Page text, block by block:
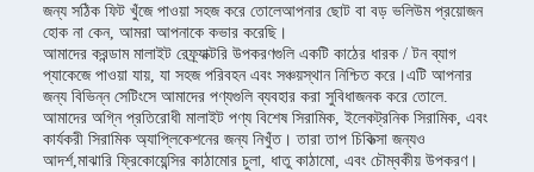
জন্য সঠিক ফিট খুঁজে পাওয়া সহজ করে তোলেআপনার ছোট বা বড় ভলিউম প্রয়োজন
হোক না কেন, আমরা আপনাকে কভার করেছি।
আমাদের করন্ডাম মালাইট রেফ্র্যাক্টরি উপকরণগুলি একটি কাঠের ধারক / টন ব্যাগ
প্যাকেজে পাওয়া যায়, যা সহজ পরিবহন এবং সঞ্চয়স্থান নিশ্চিত করে।এটি আপনার
জন্য বিভিন্ন সেটিংসে আমাদের পণ্যগুলি ব্যবহার করা সুবিধাজনক করে তোলে.
আমাদের অগ্নি প্রতিরোধী মালাইট পণ্য বিশেষ সিরামিক, ইলেকট্রনিক সিরামিক, এবং
কার্যকরী সিরামিক অ্যাপ্লিকেশনের জন্য নিখুঁত। তারা তাপ চিকিত্সা জন্যও
আদর্শ,মাঝারি ফ্রিকোয়েন্সির কাঠামোর চুলা, ধাতু কাঠামো, এবং চৌম্বকীয় উপকরণ।